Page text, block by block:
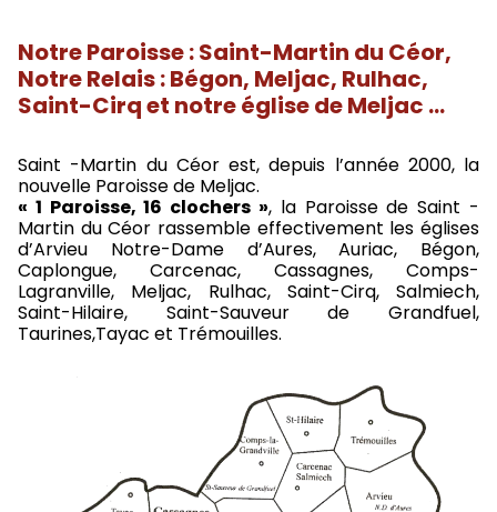
Notre Paroisse : Saint-Martin du Céor,
Notre Relais : Bégon, Meljac, Rulhac,
Saint-Cirq et notre église de Meljac …
Saint -Martin du Céor est, depuis l’année 2000, la
nouvelle Paroisse de Meljac.
« 1 Paroisse, 16 clochers », la Paroisse de Saint -
Martin du Céor rassemble effectivement les églises
d’Arvieu Notre-Dame d’Aures, Auriac, Bégon,
Caplongue, Carcenac, Cassagnes, Comps-
Lagranville, Meljac, Rulhac, Saint-Cirq, Salmiech,
Saint-Hilaire, Saint-Sauveur de Grandfuel,
Taurines,Tayac et Trémouilles.